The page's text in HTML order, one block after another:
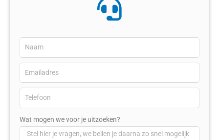
Wat mogen we voor je uitzoeken?